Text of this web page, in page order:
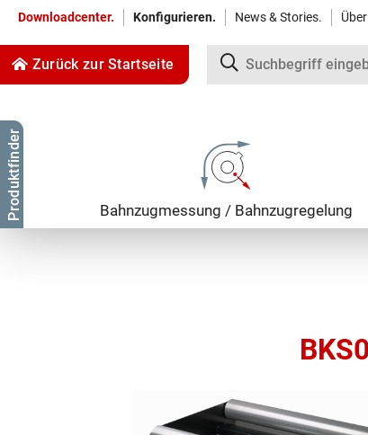
Zum Inhalt springen
Zur Navigation springen
Downloadcenter. Konfigurieren. News & Stories.
Zurück zur Startseite
Produktfinder Bahnzug­messung / Bahnzug­regelung